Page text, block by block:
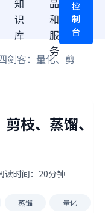
知
识
库
品
和
服
务
控
制
台
剑客：量化、剪
枝、蒸馏、
时间：20分钟
蒸馏 量化